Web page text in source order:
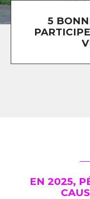
5
EN 2025,